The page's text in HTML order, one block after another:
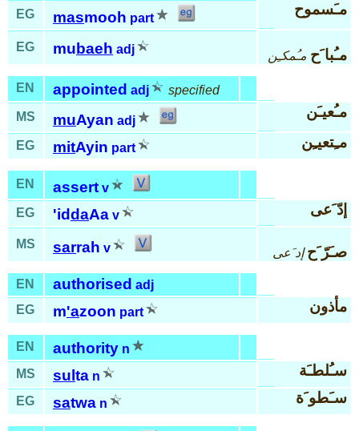
EG
masmooh part
مـَسموح
EG mubaeh adj مـُبا َح مـُمكـِن
EN appointed adj
specified
MS
muAyan adj
مـُعيـَن
EG mitAyin part مـِتعيـِن
EN assert v
EG
'iddaAa v إدّ َعى
MS sarrah v صـَرّ َح إد َعى
EN authorised adj
EG
m'azoon part مأذون
EN authority n
MS
sul ta n سـُلطـَة
EG satwa n سـَطو َة